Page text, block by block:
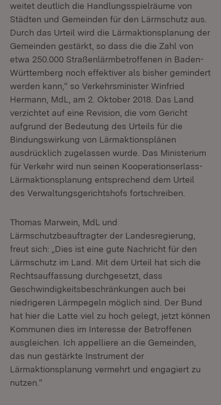
weitet deutlich die Handlungsspielräume von
Städten und Gemeinden für den Lärmschutz aus.
Durch das Urteil wird die Lärmaktionsplanung der
Gemeinden gestärkt, so dass die die Zahl von
etwa 250.000 Straßenlärmbetroffenen in Baden-
Württemberg noch effektiver als bisher gemindert
werden kann,“ so Verkehrsminister Winfried
Hermann, MdL, am 2. Oktober 2018. Das Land
verzichtet auf eine Revision, die vom Gericht
aufgrund der Bedeutung des Urteils für die
Bindungswirkung von Lärmaktionsplänen
ausdrücklich zugelassen wurde. Das Ministerium
für Verkehr wird nun seinen Kooperationserlass-
Lärmaktionsplanung entsprechend dem Urteil
des Verwaltungsgerichtshofs fortschreiben.
Thomas Marwein, MdL und
Lärmschutzbeauftragter der Landesregierung,
freut sich: „Dies ist eine gute Nachricht für den
Lärmschutz im Land. Mit dem Urteil hat sich die
Rechtsauffassung durchgesetzt, dass
Geschwindigkeitsbeschränkungen auch bei
niedrigeren Lärmpegeln möglich sind. Der Bund
hat hier die Latte viel zu hoch gelegt, jetzt können
Kommunen dies im Interesse der Betroffenen
ausgleichen. Ich appelliere an die Gemeinden,
das nun gestärkte Instrument der
Lärmaktionsplanung vermehrt und engagiert zu
nutzen.“